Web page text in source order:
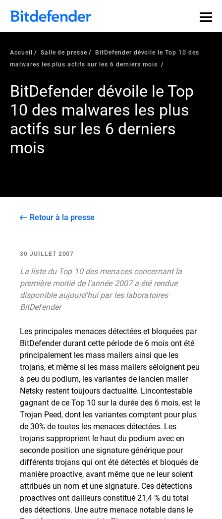
Accueil Salle de presse
BitDefender dévoile le Top 10 des
malwares les plus actifs sur les 6 derniers mois
BitDefender dévoile le Top
10 des malwares les plus
actifs sur les 6 derniers
mois
Retour à la presse
30 JUILLET 2007
La liste du Top 10 des menaces concernant la
première moitié de l'année 2007 a été rendue
disponible aujourd'hui par les laboratoires
BitDefender
Les principales menaces détectées et bloquées par
BitDefender durant cette période de 6 mois ont été
principalement les mass mailers ainsi que les
trojans, et même si les mass mailers séloignent peu
à peu du podium, les variantes de lancien mailer
Netsky restent toujours dactualité. Lincontestable
gagnant de ce Top 10 sur la durée des 6 mois, est le
Trojan Peed, dont les variantes comptent pour plus
de 30% de toutes les menaces détectées. Les
trojans sapproprient le haut du podium avec en
seconde position une signature générique pour
différents trojans qui ont été détectés et bloqués de
manière proactive, avant même que ne leur soient
attribués un nom et une signature. Ces détections
proactives ont dailleurs constitué 21,4 % du total
des détections. Une autre menace notable dans le